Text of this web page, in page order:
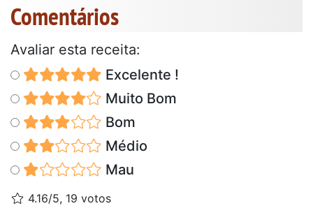
Comentários
Avaliar esta receita:
Excelente !
Muito Bom
Bom
Médio
Mau
4.16/5, 19 votos